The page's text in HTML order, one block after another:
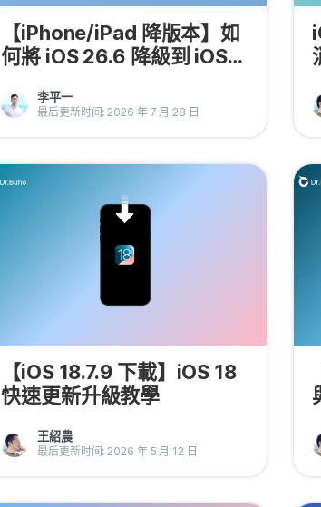
【iPhone/iPad 降版本】如
何將 iOS 26.6 降級到 iOS
李平一
最后更新时间: 2026 年 7 月 28 日
【iOS 18.7.9 下載】iOS 18
快速更新升級教學
王紹農
最后更新时间: 2026 年 5 月 12 日